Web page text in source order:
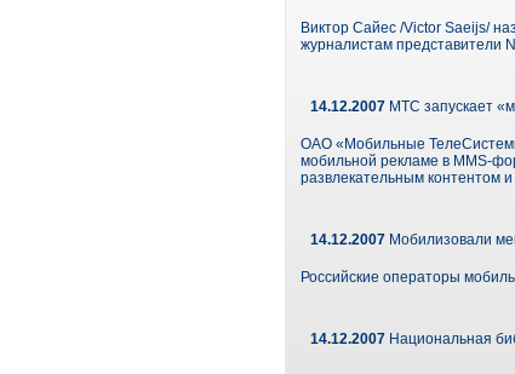
Виктор Сайес /Victor Saeijs/
журналистам представители
14.12.2007 МТС запускает
ОАО «Мобильные
мобильной рекламе в MMS-
развлекательным контентом
14.12.2007 Мобилизовали
Российские операторы
14.12.2007 Национальная